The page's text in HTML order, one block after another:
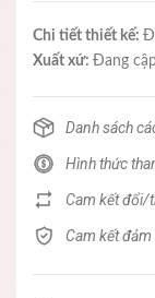
Chi tiết thiết kế:
Xuất xứ: Đang
Danh sách
Hình thức
Cam kết đổi/
Cam kết